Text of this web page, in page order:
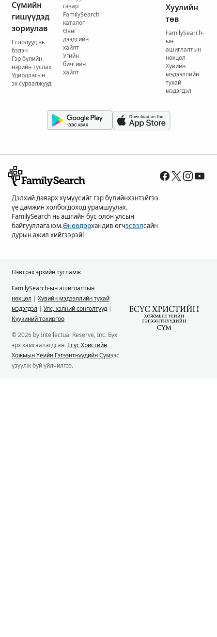
Сүмийн
гишүүдэд
зориулав
Ёслолууд нь
бэлэн
Гэр бүлийн
нэрийн туслах
Удирдлагын
эх сурвалжууд
газар
FamilySearch
каталог
Өвөг
дээдсийн
хайлт
Угийн
бичгийн
хайлт
Хуулийн
төв
FamilySearch-
ын
ашиглалтын
нөхцөл
Хувийн
мэдээллийн
тухай
мэдэгдэл
Дэлхий даяарх хүмүүсийг гэр бүлийнхэнтэйгээ
үе дамжин холбогдоход урамшуулах.
FamilySearch нь ашгийн бус олон улсын
байгууллага юм.Өнөөдөрхандив өгчэсвэлсайн
дурын ажил хийгээрэй!
Нэвтрэх эрхийн тусламж
FamilySearch-ын ашиглалтын
нөхцөл | Хувийн мэдээллийн тухай
мэдэгдэл | Улс, хэлний сонголтууд|
Күүкиний тохиргоо
© 2026 by Intellectual Reserve, Inc. Бүх
эрх хамгаалагдсан. Есүс Христийн
Хожмын Үеийн Гэгээнтнүүдийн Сүмээс
үзүүлж буй үйлчилгээ.